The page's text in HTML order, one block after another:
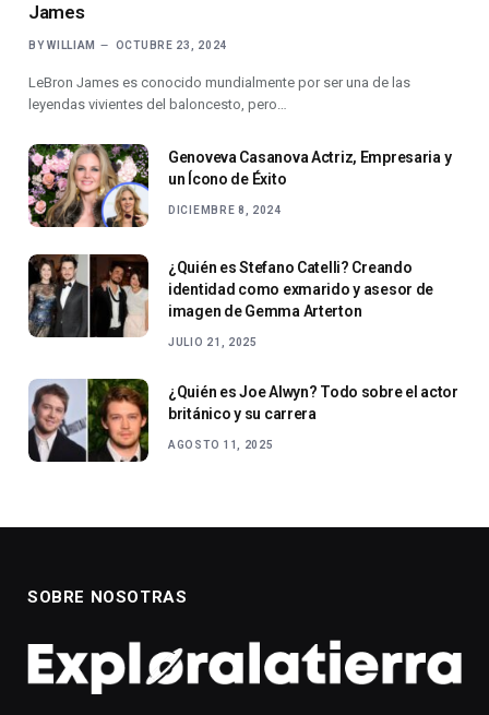
James
BY WILLIAM OCTUBRE 23, 2024
LeBron James es conocido mundialmente por ser una de las
leyendas vivientes del baloncesto, pero…
Genoveva Casanova Actriz, Empresaria y
un Ícono de Éxito
DICIEMBRE 8, 2024
¿Quién es Stefano Catelli? Creando
identidad como exmarido y asesor de
imagen de Gemma Arterton
JULIO 21, 2025
¿Quién es Joe Alwyn? Todo sobre el actor
británico y su carrera
AGOSTO 11, 2025
SOBRE NOSOTRAS